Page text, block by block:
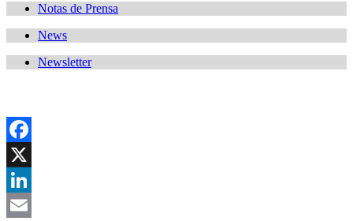
Notas de Prensa
News
Newsletter
Facebook
X
LinkedIn